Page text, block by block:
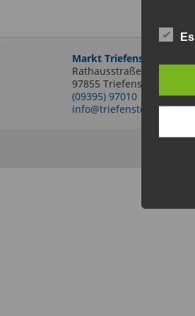
Markt Triefenstein
Rathausstraße 2
97855 Triefenstein OT
(09395) 97010